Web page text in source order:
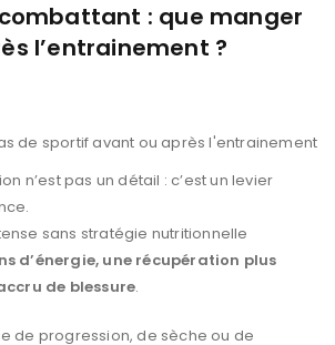
: que manger
l’entrainement ?
n’est pas un détail : c’est un levier
sans stratégie nutritionnelle
d’énergie, une récupération plus
de blessure.
de progression, de sèche ou de